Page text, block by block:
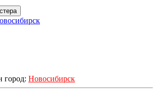
город: Новосибирск